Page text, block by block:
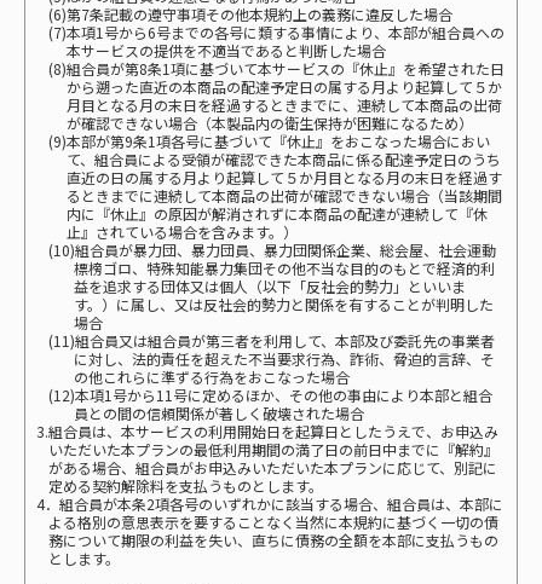
(6)第7条記載の遵守事項その他本規約上の義務に違反した場合
(7)本項1号から6号までの各号に類する事情により、本部が組合員への
本サービスの提供を不適当であると判断した場合
(8)組合員が第8条1項に基づいて本サービスの『休止』を希望された日
から遡った直近の本商品の配達予定日の属する月より起算して５か
月目となる月の末日を経過するときまでに、連続して本商品の出荷
が確認できない場合（本製品内の衛生保持が困難になるため）
(9)本部が第9条1項各号に基づいて『休止』をおこなった場合におい
て、組合員による受領が確認できた本商品に係る配達予定日のうち
直近の日の属する月より起算して５か月目となる月の末日を経過す
るときまでに連続して本商品の出荷が確認できない場合（当該期間
内に『休止』の原因が解消されずに本商品の配達が連続して『休
止』されている場合を含みます。）
(10)組合員が暴力団、暴力団員、暴力団関係企業、総会屋、社会運動
標榜ゴロ、特殊知能暴力集団その他不当な目的のもとで経済的利
益を追求する団体又は個人（以下「反社会的勢力」といいま
す。）に属し、又は反社会的勢力と関係を有することが判明した
場合
(11)組合員又は組合員が第三者を利用して、本部及び委託先の事業者
に対し、法的責任を超えた不当要求行為、詐術、脅迫的言辞、そ
の他これらに準ずる行為をおこなった場合
(12)本項1号から11号に定めるほか、その他の事由により本部と組合
員との間の信頼関係が著しく破壊された場合
3.組合員は、本サービスの利用開始日を起算日としたうえで、お申込み
いただいた本プランの最低利用期間の満了日の前日中までに『解約』
がある場合、組合員がお申込みいただいた本プランに応じて、別記に
定める契約解除料を支払うものとします。
4．組合員が本条2項各号のいずれかに該当する場合、組合員は、本部に
よる格別の意思表示を要することなく当然に本規約に基づく一切の債
務について期限の利益を失い、直ちに債務の全額を本部に支払うもの
とします。